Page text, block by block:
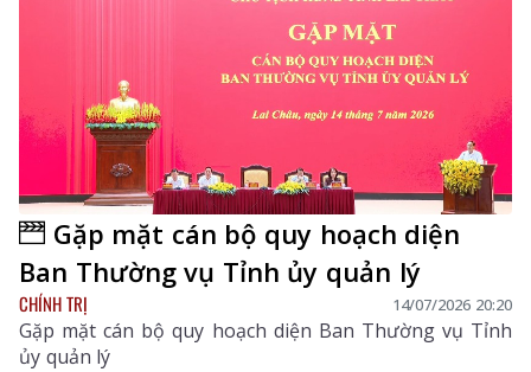
Gặp mặt cán bộ quy hoạch diện
Ban Thường vụ Tỉnh ủy quản lý
CHÍNH TRỊ 14/07/2026 20:20
Gặp mặt cán bộ quy hoạch diện Ban Thường vụ Tỉnh
ủy quản lý